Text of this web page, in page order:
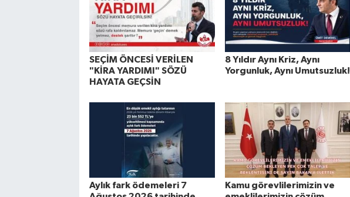
SEÇİM ÖNCESİ VERİLEN
"KİRA YARDIMI" SÖZÜ
HAYATA GEÇSİN
8 Yıldır Aynı Kriz, Aynı
Yorgunluk, Aynı Umutsuzluk!
Aylık fark ödemeleri 7
Kamu görevlilerimizin ve